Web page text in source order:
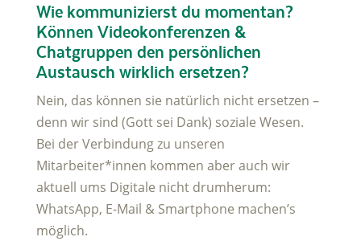
Wie kommunizierst du momentan?
Können Videokonferenzen &
Chatgruppen den persönlichen
Austausch wirklich ersetzen?
Nein, das können sie natürlich nicht ersetzen –
denn wir sind (Gott sei Dank) soziale Wesen.
Bei der Verbindung zu unseren
Mitarbeiter*innen kommen aber auch wir
aktuell ums Digitale nicht drumherum:
WhatsApp, E-Mail & Smartphone machen’s
möglich.